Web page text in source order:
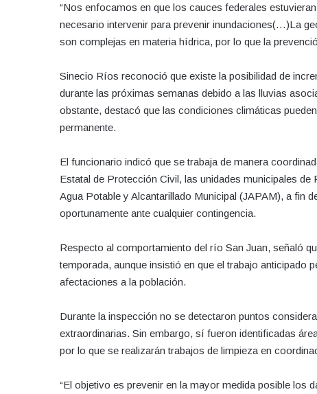
“Nos enfocamos en que los cauces federales
necesario intervenir para prevenir inundaciones(…)La
son complejas en materia hídrica, por lo que la
Sinecio Ríos reconoció que existe la posibilidad de
durante las próximas semanas debido a las lluvias
obstante, destacó que las condiciones climáticas
permanente.
El funcionario indicó que se trabaja de manera
Estatal de Protección Civil, las unidades municipales
Agua Potable y Alcantarillado Municipal (JAPAM), a fin
oportunamente ante cualquier contingencia.
Respecto al comportamiento del río San Juan, señaló
temporada, aunque insistió en que el trabajo anticipado
afectaciones a la población.
Durante la inspección no se detectaron puntos
extraordinarias. Sin embargo, sí fueron identificadas
por lo que se realizarán trabajos de limpieza en
“El objetivo es prevenir en la mayor medida posible los